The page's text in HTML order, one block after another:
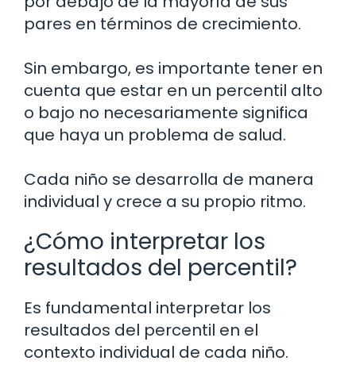
pares en términos de crecimiento.
Sin embargo, es importante tener en
cuenta que estar en un percentil alto
o bajo no necesariamente significa
que haya un problema de salud.
Cada niño se desarrolla de manera
individual y crece a su propio ritmo.
¿Cómo interpretar los
resultados del percentil?
Es fundamental interpretar los
resultados del percentil en el
contexto individual de cada niño.